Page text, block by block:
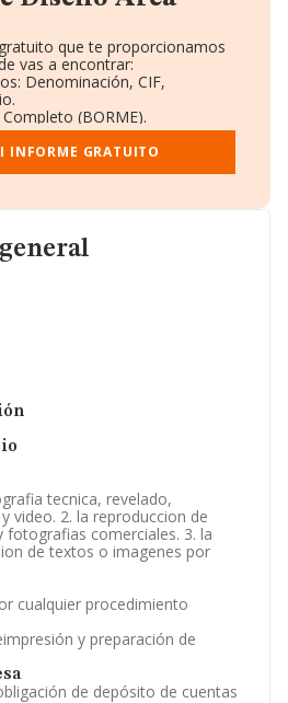
tecnica, revelado,
video. 2. la reproduccion de
comerciales. 3. la
de textos o imagenes por
cualquier procedimiento
y preparación de
de depósito de cuentas
que te proporcionamos
vas a encontrar:
Denominación, CIF,
(BORME).
Ventas y Empleados.
y Administradores.
registral complementaria.
INFORME GRATUITO